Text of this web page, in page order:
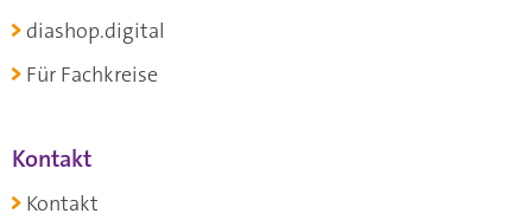
diashop.digital
Für Fachkreise
Kontakt
Kontakt